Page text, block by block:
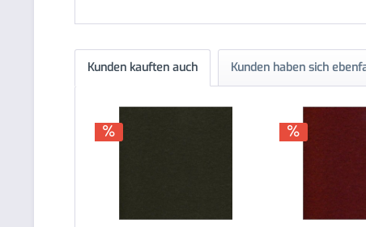
Kunden kauften auch Kunden haben sich